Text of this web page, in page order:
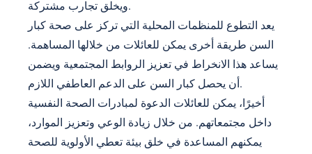
ويخلق تجارب مشتركة.
يعد التطوع للمنظمات المحلية التي تركز على صحة كبار
السن طريقة أخرى يمكن للعائلات من خلالها المساهمة.
يساعد هذا الانخراط في تعزيز الروابط المجتمعية ويضمن
أن يحصل كبار السن على الدعم العاطفي اللازم.
أخيرًا، يمكن للعائلات الدعوة لمبادرات الصحة النفسية
داخل مجتمعاتهم. من خلال زيادة الوعي وتعزيز الموارد،
يمكنهم المساعدة في خلق بيئة تعطي الأولوية للصحة